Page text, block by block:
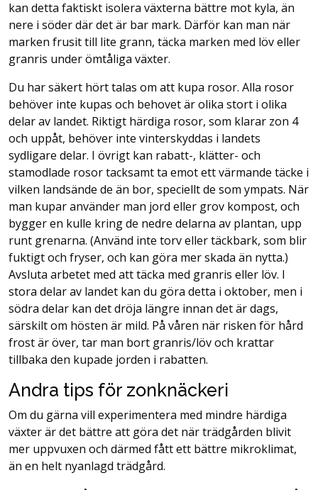
kan detta faktiskt isolera växterna bättre mot kyla, än
nere i söder där det är bar mark. Därför kan man när
marken frusit till lite grann, täcka marken med löv eller
granris under ömtåliga växter.
Du har säkert hört talas om att kupa rosor. Alla rosor
behöver inte kupas och behovet är olika stort i olika
delar av landet. Riktigt härdiga rosor, som klarar zon 4
och uppåt, behöver inte vinterskyddas i landets
sydligare delar. I övrigt kan rabatt-, klätter- och
stamodlade rosor tacksamt ta emot ett värmande täcke i
vilken landsände de än bor, speciellt de som ympats. När
man kupar använder man jord eller grov kompost, och
bygger en kulle kring de nedre delarna av plantan, upp
runt grenarna. (Använd inte torv eller täckbark, som blir
fuktigt och fryser, och kan göra mer skada än nytta.)
Avsluta arbetet med att täcka med granris eller löv. I
stora delar av landet kan du göra detta i oktober, men i
södra delar kan det dröja längre innan det är dags,
särskilt om hösten är mild. På våren när risken för hård
frost är över, tar man bort granris/löv och krattar
tillbaka den kupade jorden i rabatten.
Andra tips för zonknäckeri
Om du gärna vill experimentera med mindre härdiga
växter är det bättre att göra det när trädgården blivit
mer uppvuxen och därmed fått ett bättre mikroklimat,
än en helt nyanlagd trädgård.